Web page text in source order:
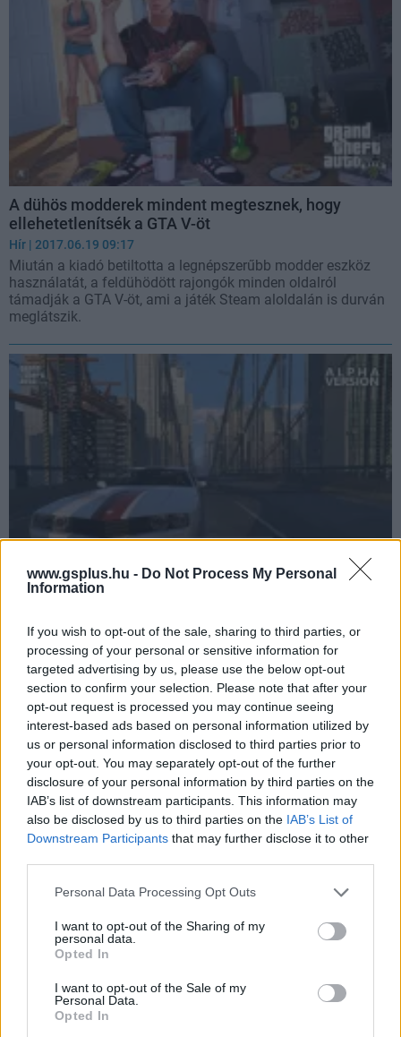
www.gsplus.hu - Do Not Process My Personal
Information
If you wish to opt-out of the sale, sharing to third parties, or
processing of your personal or sensitive information for
targeted advertising by us, please use the below opt-out
section to confirm your selection. Please note that after your
opt-out request is processed you may continue seeing
interest-based ads based on personal information utilized by
us or personal information disclosed to third parties prior to
your opt-out. You may separately opt-out of the further
disclosure of your personal information by third parties on the
IAB’s list of downstream participants. This information may
also be disclosed by us to third parties on the IAB’s List of
Downstream Participants that may further disclose it to other
Please note that this website/app uses one or more Google
not limited to your visit or usage behaviour. You may click to
grant or deny consent to Google and its third-party tags to
use your data for below specified purposes in below Google
consent section.
Personal Data Processing Opt Outs
I want to opt-out of the Sharing of my
personal data.
Opted In
I want to opt-out of the Sale of my
Personal Data.
Opted In
A dühös modderek mindent megtesznek, hogy
ellehetetlenítsék a GTA V-öt
Hír | 2017.06.19 09:17
Miután a kiadó betiltotta a legnépszerűbb modder eszköz
használatát, a feldühödött rajongók minden oldalról
támadják a GTA V-öt, ami a játék Steam aloldalán is durván
meglátszik.
Csúszik a Grand Theft Auto V-ös Liberty City mod
A mod készítői váratlan nehézségekbe ütköztek, így a Grand
Theft Auto V-be csak lassabban tudját átültetni az előző rész
helyszínét.
Grand Theft Auto V mod - már az Oroszlánkirály
szereplőivel is mehet az ámokfutás
Az Oroszlánkirályban nem volt szó róla, hogy az élet
körforgásához hozzátartoznak Los Santos lakóinak